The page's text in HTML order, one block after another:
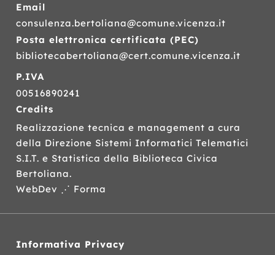
Email
consulenza.bertoliana@comune.vicenza.it
Posta elettronica certificata (PEC)
bibliotecabertoliana@cert.comune.vicenza.it
P.IVA
00516890241
Credits
Realizzazione tecnica e management a cura
della Direzione Sistemi Informatici Telematici
S.I.T. e Statistica della Biblioteca Civica
Bertoliana.
WebDev ⋰ Forma
Informativa Privacy